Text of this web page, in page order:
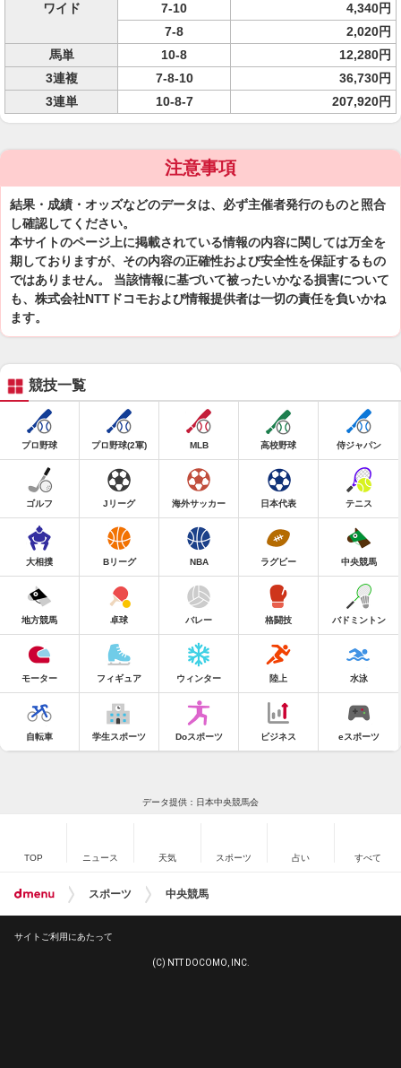
ワイド
7-10
4,340円
7-8
2,020円
馬単
10-8
12,280円
3連複
7-8-10
36,730円
3連単
10-8-7 207,920円
注意事項
結果・成績・オッズなどのデータは、必ず主催者発行のものと照合
し確認してください。
本サイトのページ上に掲載されている情報の内容に関しては万全を
期しておりますが、その内容の正確性および安全性を保証するもの
ではありません。 当該情報に基づいて被ったいかなる損害について
も、株式会社NTTドコモおよび情報提供者は一切の責任を負いかね
ます。
競技一覧
プロ野球 プロ野球(2軍) MLB 高校野球 侍ジャパン
ゴルフ Jリーグ 海外サッカー 日本代表 テニス
大相撲 Bリーグ NBA ラグビー 中央競馬
地方競馬 卓球 バレー 格闘技 バドミントン
モーター フィギュア ウィンター 陸上 水泳
自転車 学生スポーツ Doスポーツ ビジネス eスポーツ
データ提供：日本中央競馬会
TOP ニュース 天気 スポーツ 占い すべて
スポーツ 中央競馬
サイトご利用にあたって
(C) NTT DOCOMO, INC.